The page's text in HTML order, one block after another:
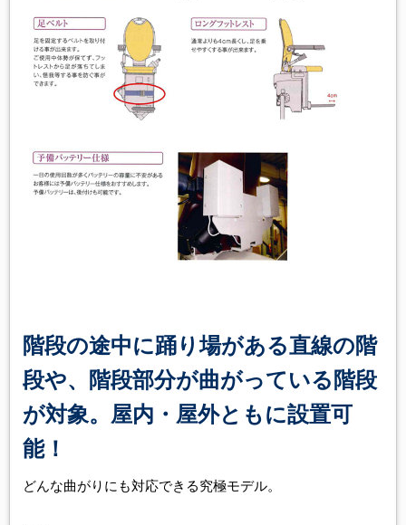
階段の途中に踊り場がある直線の階
段や、階段部分が曲がっている階段
が対象。屋内・屋外ともに設置可
能！
どんな曲がりにも対応できる究極モデル。